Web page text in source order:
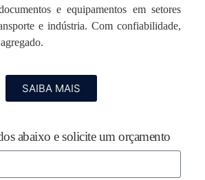
e equipamentos em setores
e indústria. Com confiabilidade,
SAIBA MAIS
abaixo e solicite um orçamento